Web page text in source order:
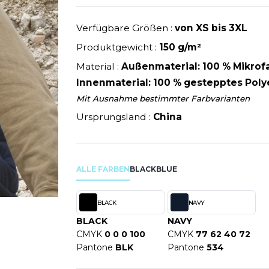
PRODUKTE
SCHUHE
SCHÜRZEN
SICHERHEITSKLEIDUNG
SOFTSHELL
- BLANKS
PAREDES SEGURIDAD
PARKS
PEN DUICK
Q
QUADRA
REGATTA
RESULT
RICA LEWIS
RUSSELL ATHLETIC®
Verfügbare Größen : von XS bis 3XL
Produktgewicht : 150 g/m²
Material : Außenmaterial: 100 %
Innenmaterial: 100 % gestepptes
Mit Ausnahme bestimmter Farbvarianten
Ursprungsland : China
ALLE FARBENBLACKBLUE
BLACK
BLACK
CMYK 0 0 0 100
Pantone BLK
NAVY
NAVY
CMYK 77 62 40 72
Pantone 534